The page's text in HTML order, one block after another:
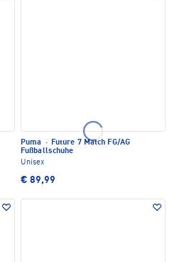
Puma · Future 7 Match FG/AG
Fußballschuhe
Unisex
€ 89,99